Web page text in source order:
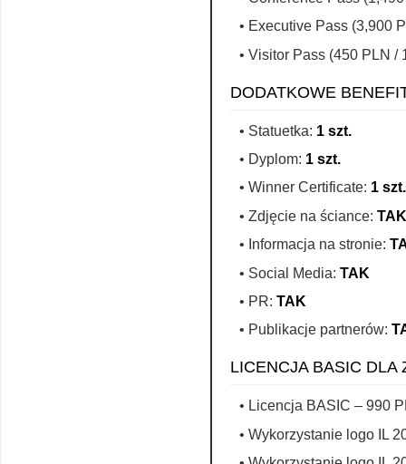
Executive Pass (3,900
Visitor Pass (450 PLN /
DODATKOWE
Statuetka: 1 szt.
Dyplom: 1 szt.
Winner Certificate: 1 szt.
Zdjęcie na ściance: TAK
Informacja na stronie:
Social Media: TAK
PR: TAK
Publikacje partnerów:
LICENCJA BASIC DLA
Licencja BASIC – 990
Wykorzystanie logo IL